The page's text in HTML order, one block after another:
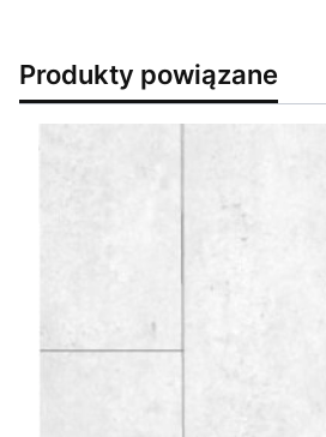
Produkty powiązane